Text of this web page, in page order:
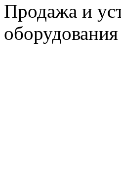
Продажа и
оборудования